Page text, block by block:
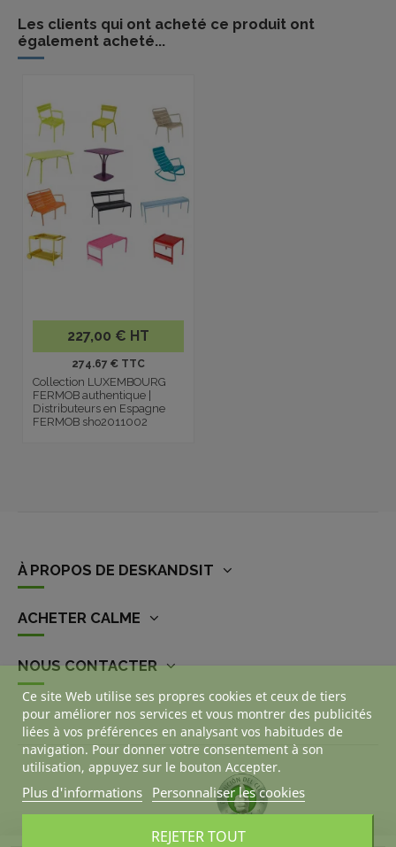
Les clients qui ont acheté ce produit ont
également acheté...
227,00 € HT
274.67 € TTC
Collection LUXEMBOURG
FERMOB authentique |
Distributeurs en Espagne
FERMOB sho2011002
À PROPOS DE DESKANDSIT
ACHETER CALME
NOUS CONTACTER
Ce site Web utilise ses propres cookies et ceux de tiers
pour améliorer nos services et vous montrer des publicités
liées à vos préférences en analysant vos habitudes de
navigation. Pour donner votre consentement à son
utilisation, appuyez sur le bouton Accepter.
Plus d'informations Personnaliser les cookies
REJETER TOUT